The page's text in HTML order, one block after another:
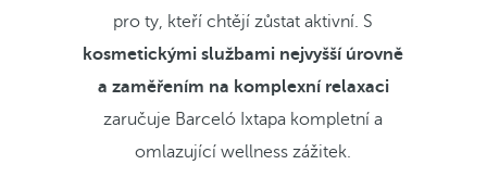
pro ty, kteří chtějí zůstat aktivní. S
kosmetickými službami nejvyšší úrovně
a zaměřením na komplexní relaxaci
zaručuje Barceló Ixtapa kompletní a
omlazující wellness zážitek.